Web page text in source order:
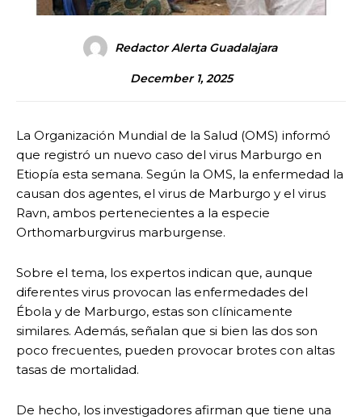
Redactor Alerta Guadalajara
December 1, 2025
La Organización Mundial de la Salud (OMS) informó
que registró un nuevo caso del virus Marburgo en
Etiopía esta semana. Según la OMS, la enfermedad la
causan dos agentes, el virus de Marburgo y el virus
Ravn, ambos pertenecientes a la especie
Orthomarburgvirus marburgense.
Sobre el tema, los expertos indican que, aunque
diferentes virus provocan las enfermedades del
Ébola y de Marburgo, estas son clínicamente
similares. Además, señalan que si bien las dos son
poco frecuentes, pueden provocar brotes con altas
tasas de mortalidad.
De hecho, los investigadores afirman que tiene una